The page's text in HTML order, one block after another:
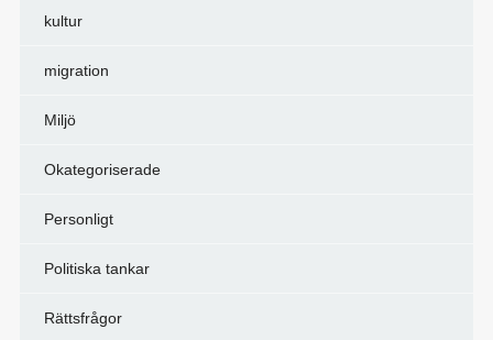
kultur
migration
Miljö
Okategoriserade
Personligt
Politiska tankar
Rättsfrågor